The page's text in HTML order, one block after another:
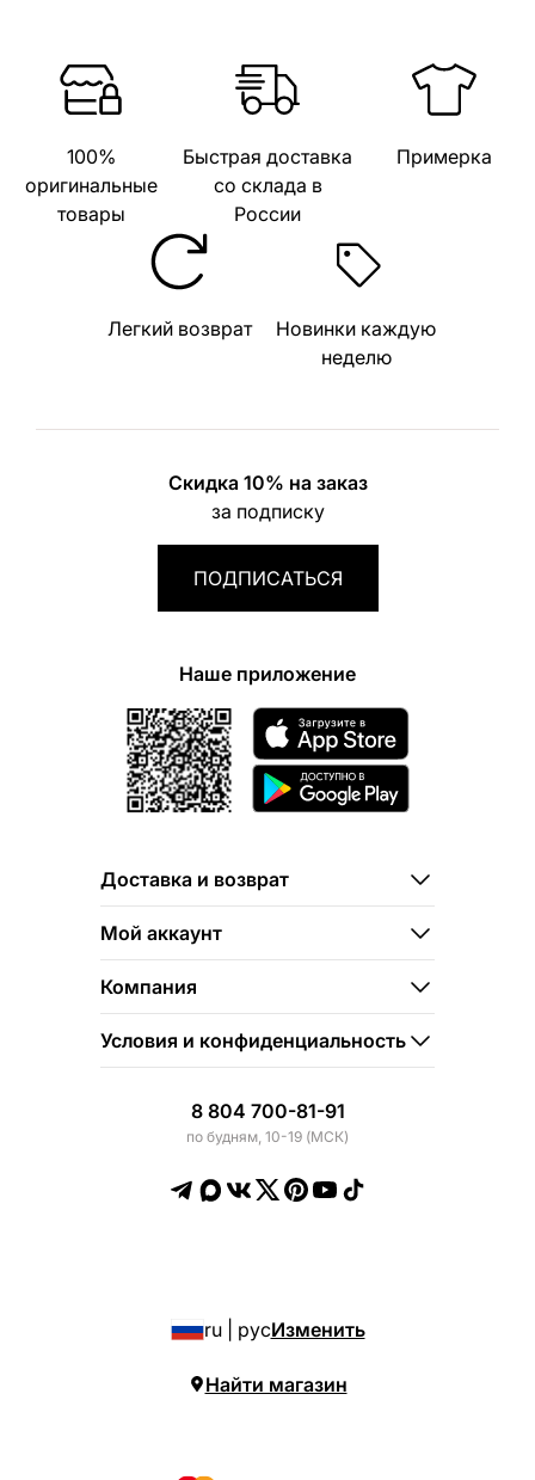
100%
оригинальные
товары
Быстрая доставка
со склада в
России
Примерка
Легкий возврат
Новинки каждую
неделю
Скидка 10% на заказ
за подписку
ПОДПИСАТЬСЯ
Наше приложение
Доставка и возврат
Мой аккаунт
Компания
Условия и конфиденциальность
8 804 700-81-91
по будням, 10-19 (МСК)
ru | русИзменить
Найти магазин